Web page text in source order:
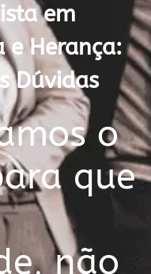
em
Herança:
Dúvidas
o
que
não